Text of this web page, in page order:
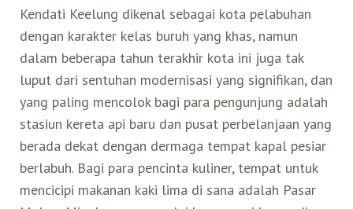
Agen Perjalanan
Mata Air Panas
LOHAS
Ekowisata
Wisata Kereta Api
Tur Bis Wisata
Wisata Alam – Scenic Spot
Taiwan Tips
Teh Kelas Dunia
Bis
U-Bike
Mobil
Bandara Internasional
Atraksi Taiwan Bagian Timur
Atraksi Taiwan Bagian Tengah
Atraksi Taiwan Bagian Selatan
Atraksi Kepulauan di Pesisir Pantai
Search for:
Kendati Keelung dikenal sebagai kota pelabuhan
dengan karakter kelas buruh yang khas, namun
dalam beberapa tahun terakhir kota ini juga tak
luput dari sentuhan modernisasi yang signifikan, dan
yang paling mencolok bagi para pengunjung adalah
stasiun kereta api baru dan pusat perbelanjaan yang
berada dekat dengan dermaga tempat kapal pesiar
berlabuh. Bagi para pencinta kuliner, tempat untuk
mencicipi makanan kaki lima di sana adalah Pasar